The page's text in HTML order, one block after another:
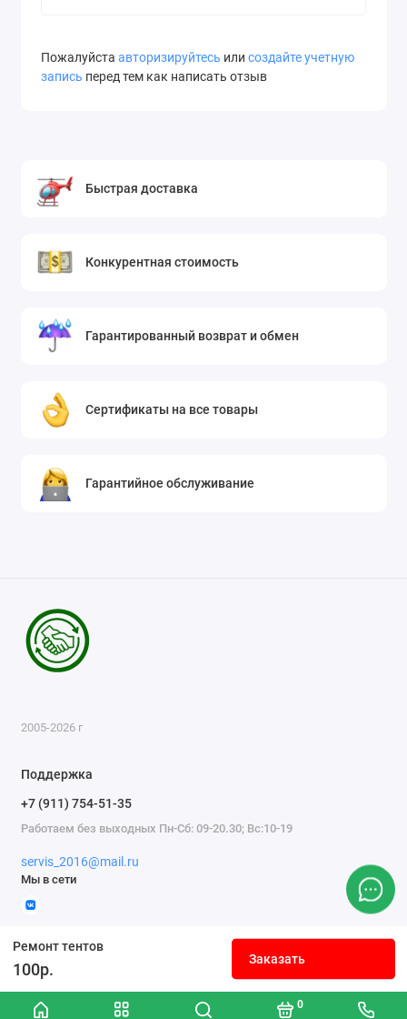
0
Ремонт тентов
100р.
Заказать
Пожалуйста авторизируйтесь или создайте учетную
запись перед тем как написать отзыв
Быстрая доставка
Конкурентная стоимость
Гарантированный возврат и обмен
Сертификаты на все товары
Гарантийное обслуживание
2005-2026 г
Поддержка
+7 (911) 754-51-35
Работаем без выходных Пн-Сб: 09-20.30; Вс:10-19
servis_2016@mail.ru
Мы в сети